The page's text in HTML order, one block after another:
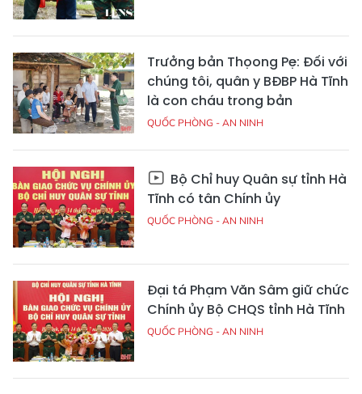
Trưởng bản Thọong Pẹ: Đối với
chúng tôi, quân y BĐBP Hà Tĩnh
là con cháu trong bản
QUỐC PHÒNG - AN NINH
Bộ Chỉ huy Quân sự tỉnh Hà
Tĩnh có tân Chính ủy
QUỐC PHÒNG - AN NINH
Đại tá Phạm Văn Sâm giữ chức
Chính ủy Bộ CHQS tỉnh Hà Tĩnh
QUỐC PHÒNG - AN NINH